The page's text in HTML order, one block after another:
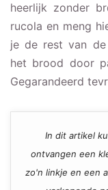
heerlijk zonder
rucola en meng
je de rest van de
het brood door
Gegarandeerd
In dit artikel
ontvangen een
zo'n linkje en een